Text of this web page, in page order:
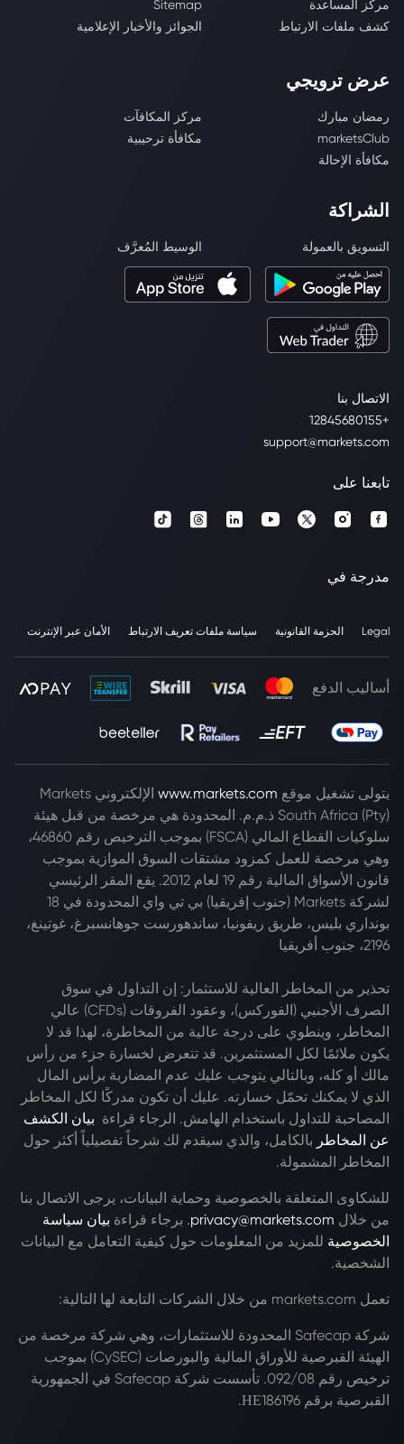
الاتصال بنا
+12845680155
support@markets.com
مركز المساعدة
Sitemap
كشف ملفات الارتباط
الجوائز والأخبار الإعلامية
عرض ترويجي
رمضان مبارك
مركز المكافآت
marketsClub
مكافأة ترحيبية
مكافأة الإحالة
الشراكة
التسويق بالعمولة الوسيط المُعرَّف
تابعنا على
مدرجة في
Legal الحزمة القانونية سياسة ملفات تعريف الارتباط الأمان عبر الإنترنت
أساليب الدفع
يتولى تشغيل موقع www.markets.com
الإلكتروني Markets
South Africa (Pty) ذ.م.م. المحدودة هي مرخصة من قبل هيئة
سلوكيات القطاع المالي (FSCA) بموجب الترخيص رقم 46860،
وهي مرخصة للعمل كمزود مشتقات السوق الموازية بموجب
قانون الأسواق المالية رقم 19 لعام 2012. يقع المقر الرئيسي
لشركة Markets (جنوب إفريقيا) بي تي واي المحدودة في 18
بونداري بليس، طريق ريفونيا، ساندهورست جوهانسبرغ، غوتينغ،
2196، جنوب أفريقيا
تحذير من المخاطر العالية للاستثمار: إن التداول في سوق
الصرف الأجنبي (الفوركس)، وعقود الفروقات (CFDs) عالي
المخاطر، وينطوي على درجة عالية من المخاطرة، لهذا قد لا
يكون ملائمًا لكل المستثمرين. قد تتعرض لخسارة جزء من رأس
مالك أو كله، وبالتالي يتوجب عليك عدم المضاربة برأس المال
الذي لا يمكنك تحمّل خسارته. عليك أن تكون مدركًا لكل المخاطر
المصاحبة للتداول باستخدام الهامش. الرجاء قراءة بيان الكشف
عن المخاطر بالكامل، والذي سيقدم لك شرحاً تفصيلياً أكثر حول
المخاطر المشمولة.
للشكاوى المتعلقة بالخصوصية وحماية البيانات، يرجى الاتصال بنا
من خلال privacy@markets.com. برجاء قراءة بيان سياسة
الخصوصية للمزيد من المعلومات حول كيفية التعامل مع البيانات
الشخصية.
تعمل markets.com من خلال الشركات التابعة لها التالية:
شركة Safecap المحدودة للاستثمارات، وهي شركة مرخصة من
الهيئة القبرصية للأوراق المالية والبورصات (CySEC) بموجب
ترخيص رقم 092/08. تأسست شركة Safecap في الجمهورية
القبرصية برقم ΗΕ186196.